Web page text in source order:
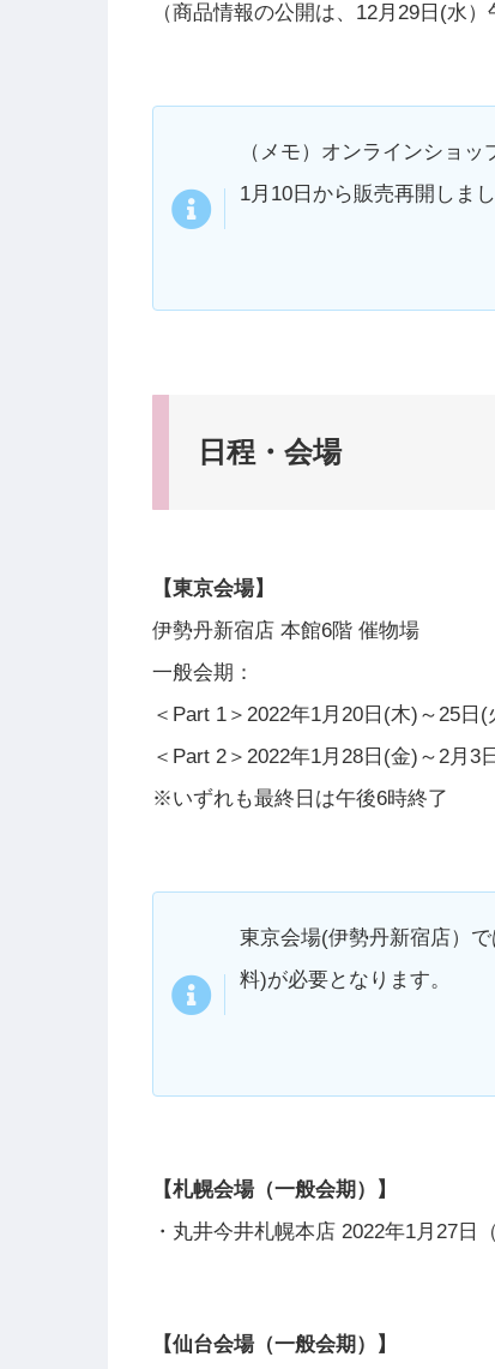
（商品情報の公開は、12月29日(水）
（メモ）オンラインショ
1月10日から販売再開しまし
日程・会場
【東京会場】
伊勢丹新宿店 本館6階 催物場
一般会期：
＜Part 1＞2022年1月20日(木)～25日(
＜Part 2＞2022年1月28日(金)～2月3
※いずれも最終日は午後6時終了
東京会場(伊勢丹新宿店）
料)が必要となります。
【札幌会場（一般会期）】
・丸井今井札幌本店 2022年1月27日
【仙台会場（一般会期）】